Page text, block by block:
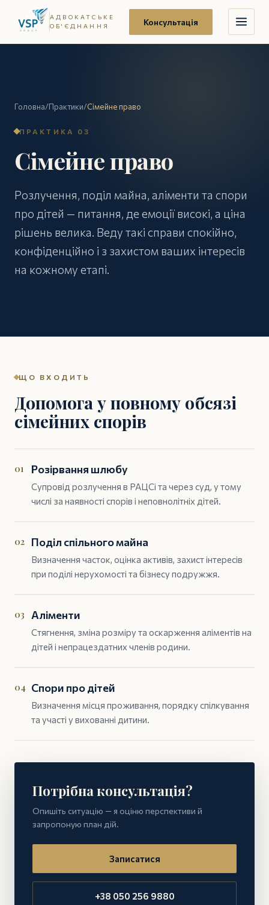
АДВОКАТСЬКЕ
ОБ'ЄДНАННЯ
Консультація
Головна/Практики/Сімейне право
ПРАКТИКА 03
Сімейне право
Розлучення, поділ майна, аліменти та спори
про дітей — питання, де емоції високі, а ціна
рішень велика. Веду такі справи спокійно,
конфіденційно і з захистом ваших інтересів
на кожному етапі.
ЩО ВХОДИТЬ
Допомога у повному обсязі
сімейних спорів
01 Розірвання шлюбу
Супровід розлучення в РАЦСі та через суд, у тому
числі за наявності спорів і неповнолітніх дітей.
02 Поділ спільного майна
Визначення часток, оцінка активів, захист інтересів
при поділі нерухомості та бізнесу подружжя.
03 Аліменти
Стягнення, зміна розміру та оскарження аліментів на
дітей і непрацездатних членів родини.
04 Спори про дітей
Визначення місця проживання, порядку спілкування
та участі у вихованні дитини.
Потрібна консультація?
Опишіть ситуацію — я оціню перспективи й
запропоную план дій.
Записатися
+38 050 256 9880